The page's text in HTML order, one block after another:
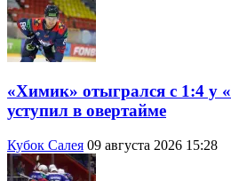
«Химик» отыгрался с 1:4 у
уступил в овертайме
Кубок Салея 09 августа 2026 15:28